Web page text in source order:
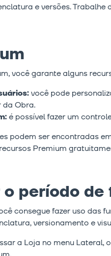
e versões.
você garante alguns
você pode
da Obra.
é possível fazer um
podem ser encontradas
Premium
período
consegue fazer uso das
versionamento e
a Loja no menu